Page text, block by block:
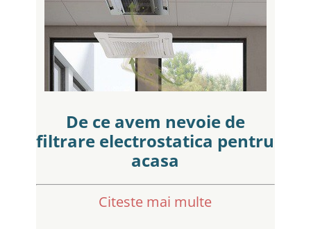
De ce avem nevoie de
filtrare electrostatica pentru
acasa
Citeste mai multe